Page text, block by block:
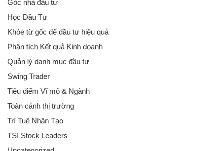
Góc nhà đầu tư
Học Đầu Tư
Khỏe từ gốc để đầu tư hiệu quả
Phân tích Kết quả Kinh doanh
Quản lý danh mục đầu tư
Swing Trader
Tiêu điểm Vĩ mô & Ngành
Toàn cảnh thị trường
Trí Tuệ Nhân Tạo
TSI Stock Leaders